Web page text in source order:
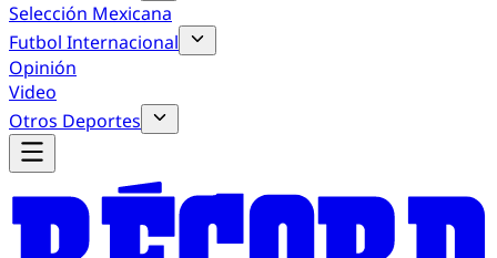
Selección Mexicana
Futbol Internacional
Opinión
Video
Otros Deportes